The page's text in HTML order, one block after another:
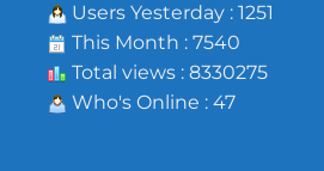
Users Yesterday : 1251
This Month : 7540
Total views : 8330275
Who's Online : 47